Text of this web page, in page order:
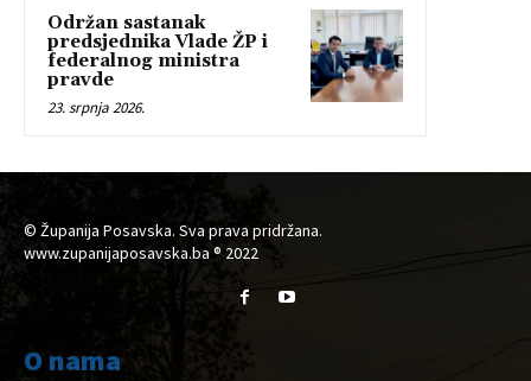
Održan sastanak
predsjednika Vlade ŽP i
federalnog ministra
pravde
23. srpnja 2026.
© Županija Posavska. Sva prava pridržana.
www.zupanijaposavska.ba ® 2022
O nama